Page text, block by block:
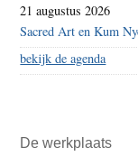
21 augustus 2026
Sacred Art en Kum
bekijk de agenda
De werkplaats